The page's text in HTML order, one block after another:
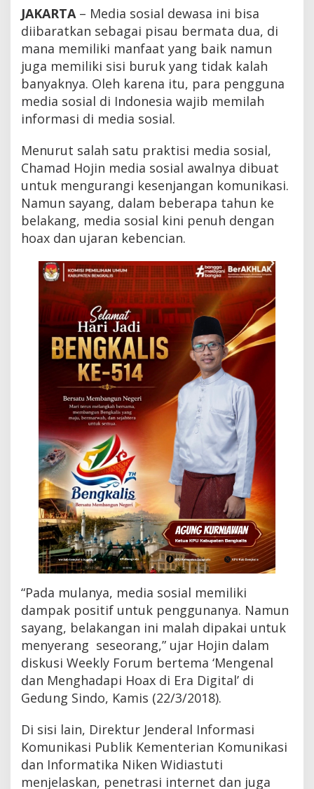
p
o
t
e
n
s
i
H
a
u
r
k
n
n
d
o
n
s
i
a
,
K
o
k
B
i
s
a
?
JAKARTA – Media sosial dewasa ini bisa
diibaratkan sebagai pisau bermata dua, di
mana memiliki manfaat yang baik namun
juga memiliki sisi buruk yang tidak kalah
banyaknya. Oleh karena itu, para pengguna
media sosial di Indonesia wajib memilah
informasi di media sosial.
Menurut salah satu praktisi media sosial,
Chamad Hojin media sosial awalnya dibuat
untuk mengurangi kesenjangan komunikasi.
Namun sayang, dalam beberapa tahun ke
belakang, media sosial kini penuh dengan
hoax dan ujaran kebencian.
“Pada mulanya, media sosial memiliki
dampak positif untuk penggunanya. Namun
sayang, belakangan ini malah dipakai untuk
menyerang seseorang,” ujar Hojin dalam
diskusi Weekly Forum bertema ‘Mengenal
dan Menghadapi Hoax di Era Digital’ di
Gedung Sindo, Kamis (22/3/2018).
Di sisi lain, Direktur Jenderal Informasi
Komunikasi Publik Kementerian Komunikasi
dan Informatika Niken Widiastuti
menjelaskan, penetrasi internet dan juga